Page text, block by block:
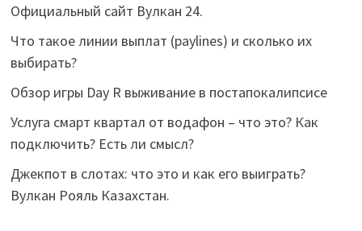
Официальный сайт Вулкан 24.
Что такое линии выплат (paylines) и сколько их
выбирать?
Обзор игры Day R выживание в постапокалипсисе
Услуга смарт квартал от водафон – что это? Как
подключить? Есть ли смысл?
Джекпот в слотах: что это и как его выиграть?
Вулкан Рояль Казахстан.